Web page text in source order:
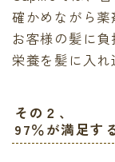
確かめながら薬
お客様の髪に
栄養を髪に入れ
その２、
97％が満足す